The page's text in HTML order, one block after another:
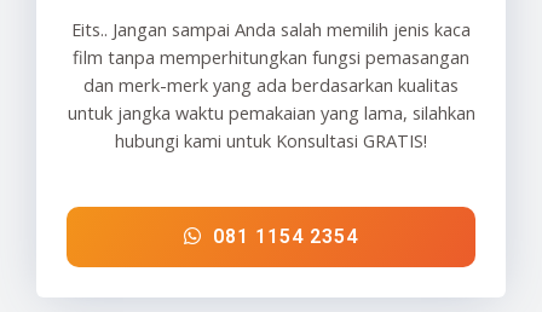
Eits.. Jangan sampai Anda salah memilih jenis kaca
film tanpa memperhitungkan fungsi pemasangan
dan merk-merk yang ada berdasarkan kualitas
untuk jangka waktu pemakaian yang lama, silahkan
hubungi kami untuk Konsultasi GRATIS!
081 1154 2354